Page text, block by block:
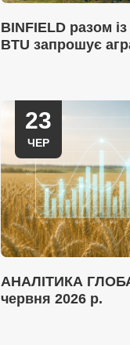
BINFIELD разом
BTU запрошує
23
ЧЕР
АНАЛІТИКА
червня 2026 р.